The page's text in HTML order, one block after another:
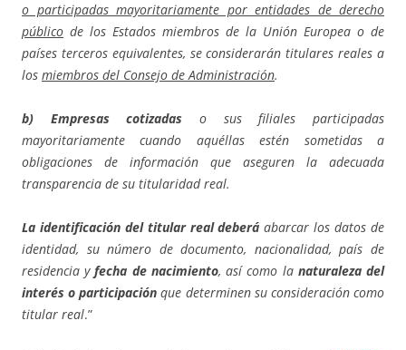
o participadas mayoritariamente por entidades de derecho
público de los Estados miembros de la Unión Europea o de
países terceros equivalentes, se considerarán titulares reales a
los miembros del Consejo de Administración.
b) Empresas cotizadas o sus filiales participadas
mayoritariamente cuando aquéllas estén sometidas a
obligaciones de información que aseguren la adecuada
transparencia de su titularidad real.
La identificación del titular real deberá abarcar los datos de
identidad, su número de documento, nacionalidad, país de
residencia yfecha de nacimiento, así como lanaturaleza del
interés o participación que determinen su consideración como
titular real.”